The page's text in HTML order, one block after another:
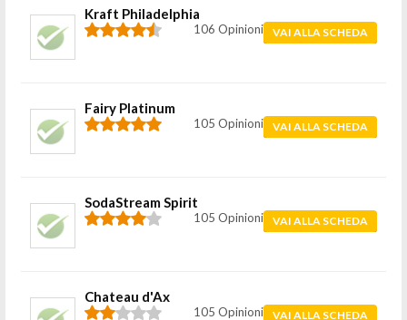
Kraft Philadelphia
106 Opinioni VAI ALLA SCHEDA
Fairy Platinum
105 Opinioni VAI ALLA SCHEDA
SodaStream Spirit
105 Opinioni VAI ALLA SCHEDA
Chateau d'Ax
105 Opinioni VAI ALLA SCHEDA